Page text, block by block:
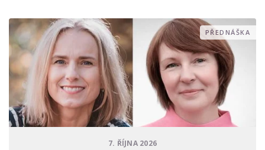
PŘEDNÁŠKA
7. ŘÍJNA 2026